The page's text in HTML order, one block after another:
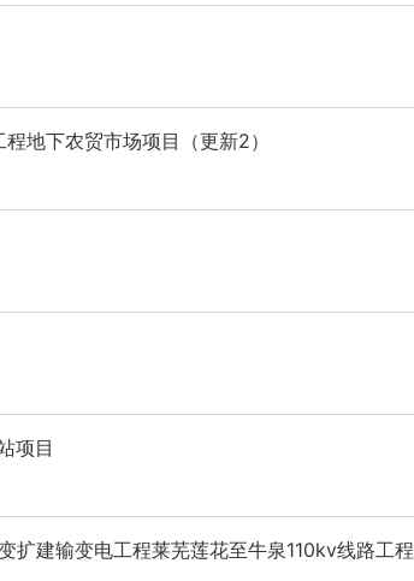
地下农贸市场项目（更新2）
项目
建输变电工程莱芜莲花至牛泉110kv线路工程